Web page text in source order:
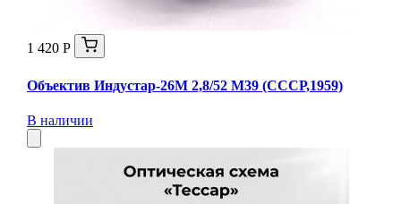
1 420 Р
Объектив Индустар-26М 2,8/52 М39 (СССР,1959)
В наличии